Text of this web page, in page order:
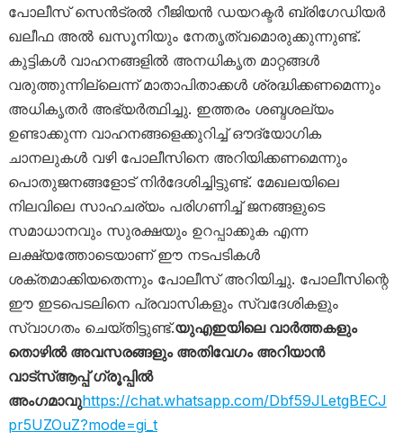
പോലീസ് സെൻട്രൽ റീജിയൻ ഡയറക്ടർ ബ്രിഗേഡിയർ
ഖലീഫ അൽ ഖസൂനിയും നേതൃത്വമൊരുക്കുന്നുണ്ട്.
കുട്ടികൾ വാഹനങ്ങളിൽ അനധികൃത മാറ്റങ്ങൾ
വരുത്തുന്നില്ലെന്ന് മാതാപിതാക്കൾ ശ്രദ്ധിക്കണമെന്നും
അധികൃതർ അഭ്യർത്ഥിച്ചു. ഇത്തരം ശബ്ദശല്യം
ഉണ്ടാക്കുന്ന വാഹനങ്ങളെക്കുറിച്ച് ഔദ്യോഗിക
ചാനലുകൾ വഴി പോലീസിനെ അറിയിക്കണമെന്നും
പൊതുജനങ്ങളോട് നിർദേശിച്ചിട്ടുണ്ട്. മേഖലയിലെ
നിലവിലെ സാഹചര്യം പരിഗണിച്ച് ജനങ്ങളുടെ
സമാധാനവും സുരക്ഷയും ഉറപ്പാക്കുക എന്ന
ലക്ഷ്യത്തോടെയാണ് ഈ നടപടികൾ
ശക്തമാക്കിയതെന്നും പോലീസ് അറിയിച്ചു. പോലീസിന്റെ
ഈ ഇടപെടലിനെ പ്രവാസികളും സ്വദേശികളും
സ്വാഗതം ചെയ്തിട്ടുണ്ട്.യുഎഇയിലെ വാർത്തകളും
തൊഴിൽ അവസരങ്ങളും അതിവേഗം അറിയാൻ
വാട്സ്ആപ്പ് ഗ്രൂപ്പിൽ
അംഗമാവുhttps://chat.whatsapp.com/Dbf59JLetgBECJ
pr5UZOuZ?mode=gi_t